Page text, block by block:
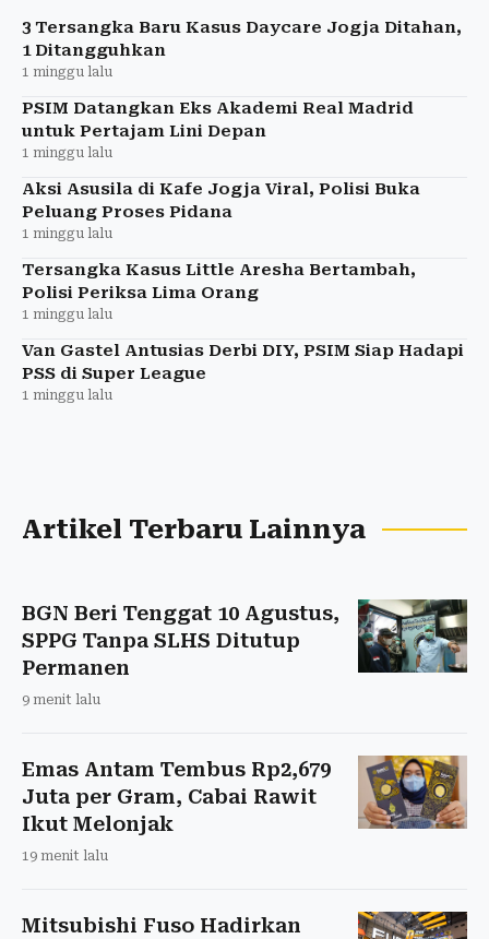
3 Tersangka Baru Kasus Daycare Jogja Ditahan,
1 Ditangguhkan
1 minggu lalu
PSIM Datangkan Eks Akademi Real Madrid
untuk Pertajam Lini Depan
1 minggu lalu
Aksi Asusila di Kafe Jogja Viral, Polisi Buka
Peluang Proses Pidana
1 minggu lalu
Tersangka Kasus Little Aresha Bertambah,
Polisi Periksa Lima Orang
1 minggu lalu
Van Gastel Antusias Derbi DIY, PSIM Siap Hadapi
PSS di Super League
1 minggu lalu
Artikel Terbaru Lainnya
BGN Beri Tenggat 10 Agustus,
SPPG Tanpa SLHS Ditutup
Permanen
9 menit lalu
Emas Antam Tembus Rp2,679
Juta per Gram, Cabai Rawit
Ikut Melonjak
19 menit lalu
Mitsubishi Fuso Hadirkan